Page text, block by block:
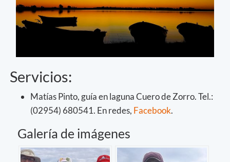
Servicios:
Matías Pinto, guía en laguna Cuero de Zorro. Tel.:
(02954) 680541. En redes, Facebook.
Galería de imágenes